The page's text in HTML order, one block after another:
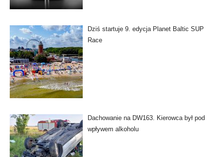
Dziś startuje 9. edycja Planet Baltic SUP
Race
Dachowanie na DW163. Kierowca był pod
wpływem alkoholu